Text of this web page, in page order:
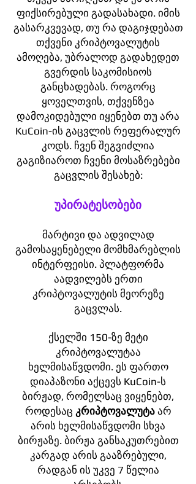
ფიქსირებული გადასახადი. იმის
გასარკვევად, თუ რა დაგიჯდებათ
თქვენი კრიპტოვალუტის
ამოღება, უბრალოდ გადახედეთ
გვერდის საკომისიოს
განცხადებას. როგორც
ყოველთვის, თქვენზეა
დამოკიდებული იყენებთ თუ არა
KuCoin-ის გაცვლის რეფერალურ
კოდს. ჩვენ შეგვიძლია
გაგიზიაროთ ჩვენი მოსაზრებები
გაცვლის შესახებ:
უპირატესობები
მარტივი და ადვილად
გამოსაყენებელი მომხმარებლის
ინტერფეისი. პლატფორმა
აადვილებს ერთი
კრიპტოვალუტის მეორეზე
გაცვლას.
ქსელში 150-ზე მეტი
კრიპტოვალუტაა
ხელმისაწვდომი. ეს ფართო
დიაპაზონი აქცევს KuCoin-ს
ბირჟად, რომელსაც ვიყენებთ,
როდესაც კრიპტოვალუტაარ
არის ხელმისაწვდომი სხვა
ბირჟაზე. ბირჟა განსაკუთრებით
კარგად არის გააზრებული,
რადგან ის უკვე 7 წელია